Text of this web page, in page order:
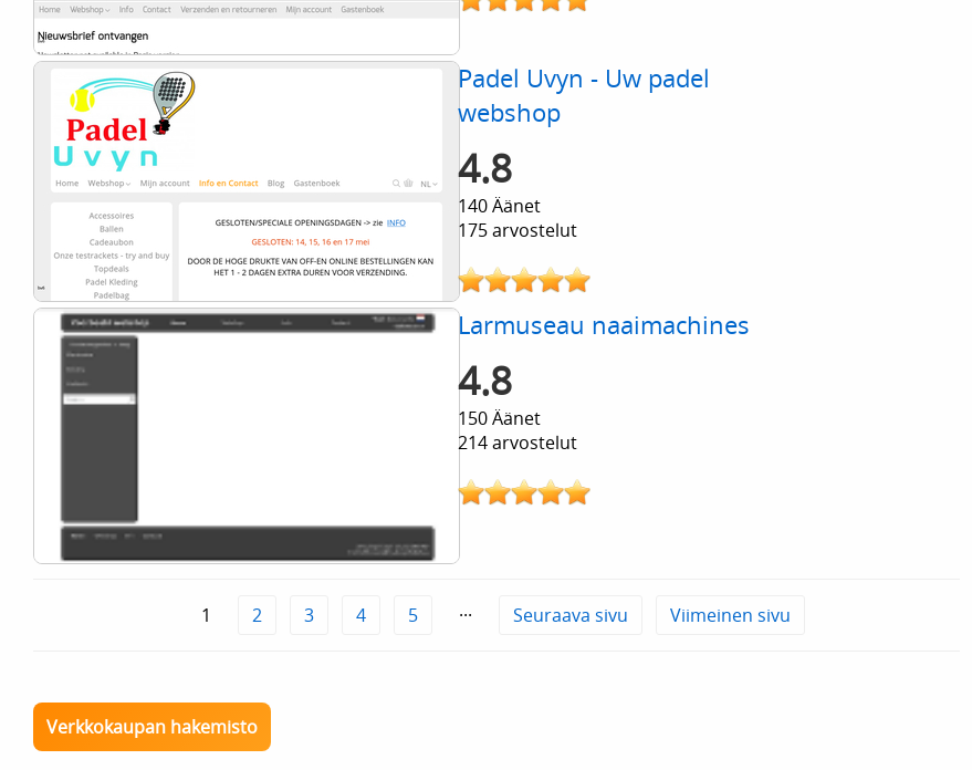
Padel Uvyn - Uw padel
webshop
4.8
140 Äänet
175 arvostelut
Larmuseau naaimachines
4.8
150 Äänet
214 arvostelut
1 2 3 4 5 ··· Seuraava sivu Viimeinen sivu
Verkkokaupan hakemisto